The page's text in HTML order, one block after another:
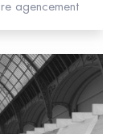
agencement